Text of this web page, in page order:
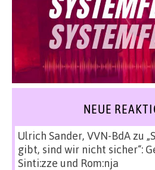
NEUE
Ulrich Sander, VVN-BdAzu
gibt, sind wir nicht sicher“:
Sinti:zze und Rom:nja